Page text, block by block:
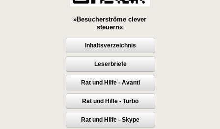
»Besucherströme clever
steuern«
Inhaltsverzeichnis
Leserbriefe
Rat und Hilfe - Avanti
Rat und Hilfe - Turbo
Rat und Hilfe - Skype